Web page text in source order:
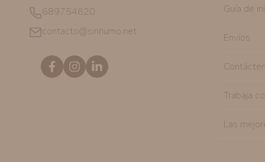
689754620
contacto@sinhumo.net
Guía de
Envíos
Trabaja
Las